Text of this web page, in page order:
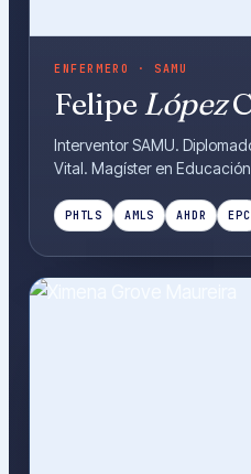
ENFERMERO · SAMU
FelipeLópez
Interventor SAMU.
Vital. Magíster en
PHTLS AMLS AHDR EPC